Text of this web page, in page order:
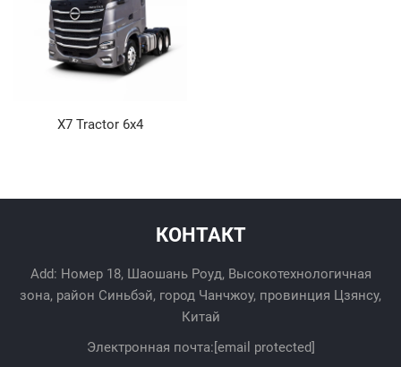
X7 Tractor 6x4
КОНТАКТ
Add: Номер 18, Шаошань Роуд, Высокотехнологичная
зона, район Синьбэй, город Чанчжоу, провинция Цзянсу,
Китай
Электронная почта:[email protected]